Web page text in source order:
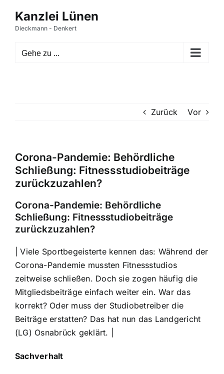
Inhalt
springen
Gehe zu ...
Zurück Vor
Corona-Pandemie: Behördliche
Schließung: Fitnessstudiobeiträge
zurückzuzahlen?
Corona-Pandemie: Behördliche
Schließung: Fitnessstudiobeiträge
zurückzuzahlen?
| Viele Sportbegeisterte kennen das: Während der
Corona-Pandemie mussten Fitnessstudios
zeitweise schließen. Doch sie zogen häufig die
Mitgliedsbeiträge einfach weiter ein. War das
korrekt? Oder muss der Studiobetreiber die
Beiträge erstatten? Das hat nun das Landgericht
(LG) Osnabrück geklärt. |
Sachverhalt